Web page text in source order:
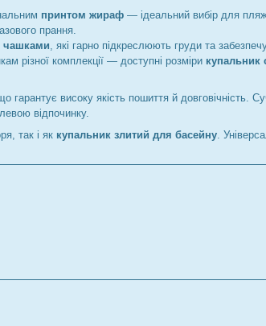
принтом жираф — ідеальний вибір для
прання.
чашками , які гарно підкреслюють груди та
різної комплекції — доступні розміри купальник
гарантує високу якість пошиття й довговічність.
відпочинку.
так і як купальник злитий для басейну .